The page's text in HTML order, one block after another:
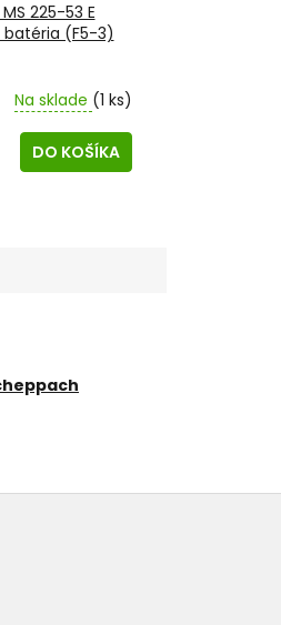
225-53 E
batéria (F5-3)
Na sklade (1 ks)
DO KOŠÍKA